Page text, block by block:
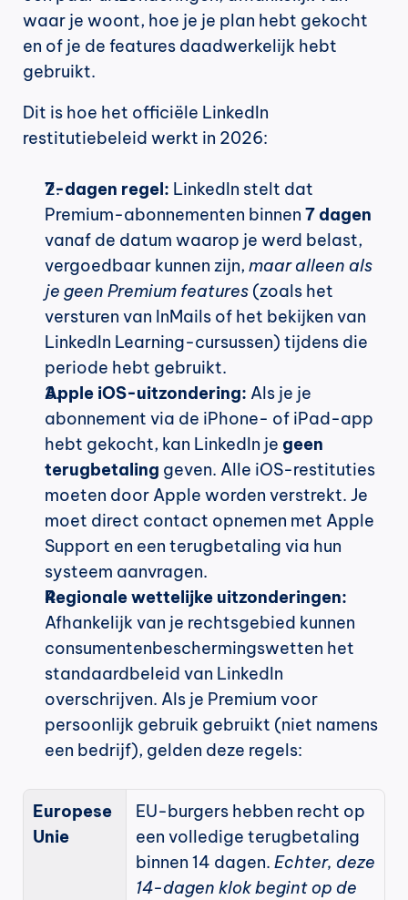
waar je woont, hoe je je plan hebt gekocht
en of je de features daadwerkelijk hebt
gebruikt.
Dit is hoe het officiële LinkedIn
restitutiebeleid werkt in 2026:
7-dagen regel: LinkedIn stelt dat
Premium-abonnementen binnen 7 dagen
vanaf de datum waarop je werd belast,
vergoedbaar kunnen zijn, maar alleen als
je geen Premium features (zoals het
versturen van InMails of het bekijken van
LinkedIn Learning-cursussen) tijdens die
periode hebt gebruikt.
Apple iOS-uitzondering: Als je je
abonnement via de iPhone- of iPad-app
hebt gekocht, kan LinkedIn je geen
terugbetaling geven. Alle iOS-restituties
moeten door Apple worden verstrekt. Je
moet direct contact opnemen met Apple
Support en een terugbetaling via hun
systeem aanvragen.
Regionale wettelijke uitzonderingen:
Afhankelijk van je rechtsgebied kunnen
consumentenbeschermingswetten het
standaardbeleid van LinkedIn
overschrijven. Als je Premium voor
persoonlijk gebruik gebruikt (niet namens
een bedrijf), gelden deze regels:
Europese
Unie
EU-burgers hebben recht op
een volledige terugbetaling
binnen 14 dagen. Echter, deze
14-dagen klok begint op de